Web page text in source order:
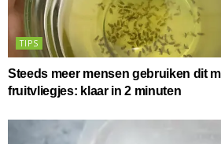
TIPS
Steeds meer mensen gebruiken dit
fruitvliegjes: klaar in 2 minuten